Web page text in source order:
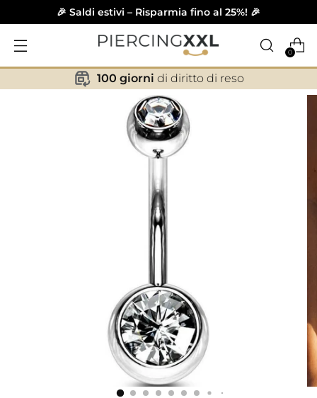
🎉 Saldi estivi – Risparmia fino al 25%! 🎉
0
✕
100 giorni di diritto di reso